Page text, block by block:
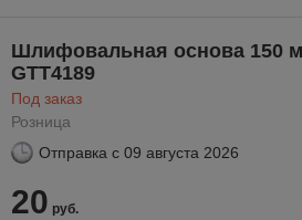
Шлифовальная основа 150
GTT4189
Под заказ
Розница
Отправка с 09 августа 2026
20 руб.